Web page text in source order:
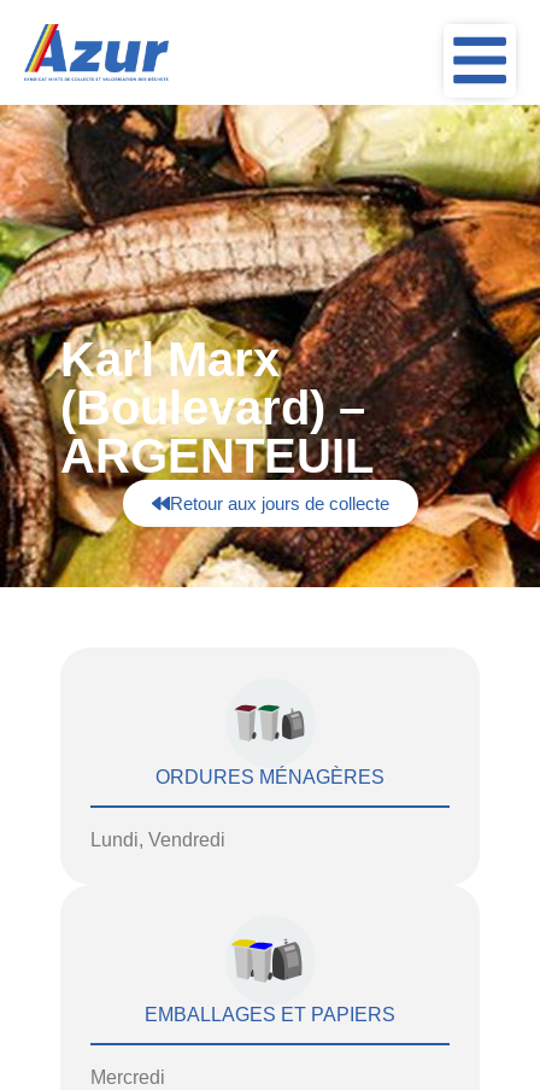
Retour aux jours de collecte
Karl Marx
(Boulevard) –
ARGENTEUIL
ORDURES MÉNAGÈRES
Lundi, Vendredi
EMBALLAGES ET PAPIERS
Mercredi